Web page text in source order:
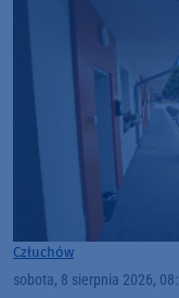
Człuchów
sobota, 8 sierpnia 2026,